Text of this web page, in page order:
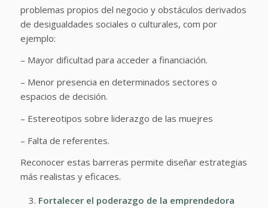
problemas propios del negocio y obstáculos derivados
de desigualdades sociales o culturales, com por
ejemplo:
– Mayor dificultad para acceder a financiación.
– Menor presencia en determinados sectores o
espacios de decisión.
– Estereotipos sobre liderazgo de las muejres
– Falta de referentes.
Reconocer estas barreras permite diseñar estrategias
más realistas y eficaces.
Fortalecer el poderazgo de la emprendedora